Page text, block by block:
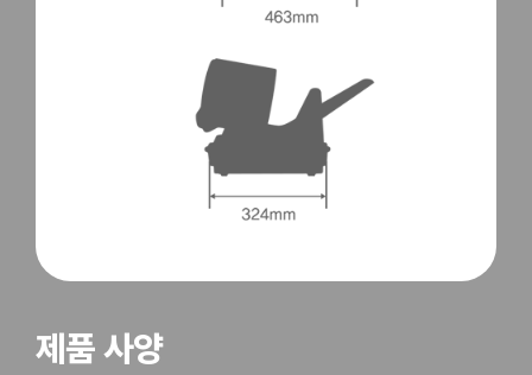
제품 사양